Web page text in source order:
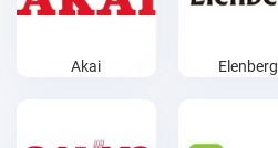
Akai Elenberg